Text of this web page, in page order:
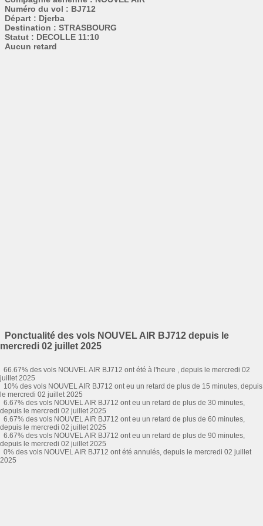
Numéro du vol : BJ712
Départ : Djerba
Destination : STRASBOURG
Statut : DECOLLE 11:10
Aucun retard
Ponctualité des vols NOUVEL AIR BJ712 depuis le
mercredi 02 juillet 2025
66.67% des vols NOUVEL AIR BJ712 ont été à l'heure , depuis le mercredi 02
juillet 2025
10% des vols NOUVEL AIR BJ712 ont eu un retard de plus de 15 minutes, depuis
le mercredi 02 juillet 2025
6.67% des vols NOUVEL AIR BJ712 ont eu un retard de plus de 30 minutes,
depuis le mercredi 02 juillet 2025
6.67% des vols NOUVEL AIR BJ712 ont eu un retard de plus de 60 minutes,
depuis le mercredi 02 juillet 2025
6.67% des vols NOUVEL AIR BJ712 ont eu un retard de plus de 90 minutes,
depuis le mercredi 02 juillet 2025
0% des vols NOUVEL AIR BJ712 ont été annulés, depuis le mercredi 02 juillet
2025